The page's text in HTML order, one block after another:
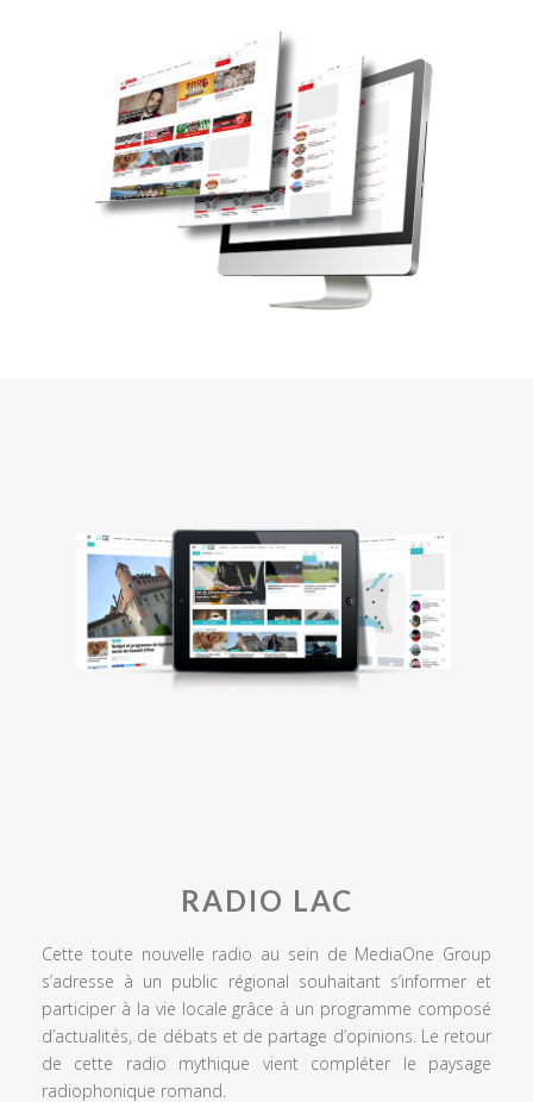
RADIO LAC
Cette toute nouvelle radio au sein de MediaOne Group
s’adresse à un public régional souhaitant s’informer et
participer à la vie locale grâce à un programme composé
d’actualités, de débats et de partage d’opinions. Le retour
de cette radio mythique vient compléter le paysage
radiophonique romand.